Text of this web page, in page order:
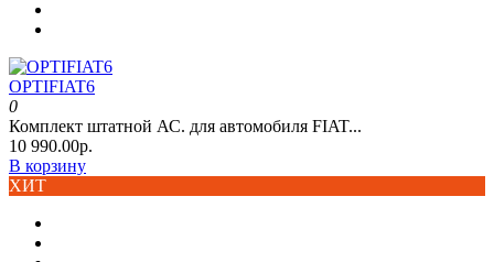
OPTIFIAT6
0
Комплект штатной АС. для автомобиля FIAT...
10 990.00р.
В корзину
ХИТ